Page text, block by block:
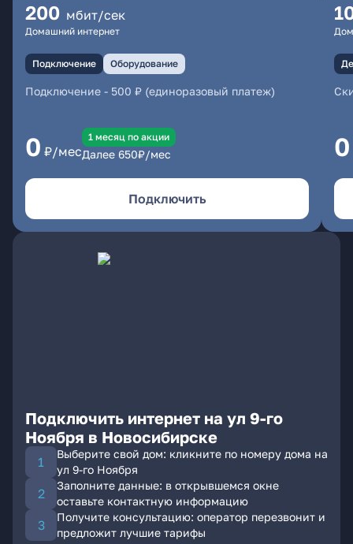
200 мбит/сек
Домашний интернет
Подключение Оборудование
Подключение - 500 ₽ (единоразовый платеж)
0 ₽/мес
1 месяц по акции
Далее 650₽/мес
Подключить
0
Подключить интернет на ул 9-го
Ноября в Новосибирске
Выберите свой дом: кликните по номеру дома на
ул 9-го Ноября
Заполните данные: в открывшемся окне
оставьте контактную информацию
Получите консультацию: оператор перезвонит и
предложит лучшие тарифы